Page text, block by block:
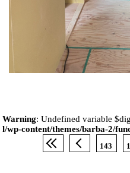
Warning: Undefined variable
l/wp-content/themes/barba-2/
143